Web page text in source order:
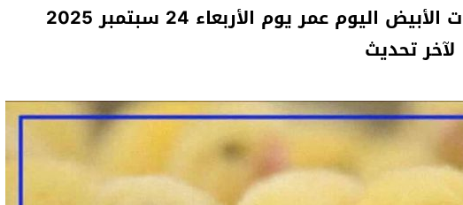
من هي هيفا سالم علي زوجة ميكا غودتس نجم سان جيرمان القادم؟
بينما تفشل أخرى في السوق السعودي؟
سيف الدين الجزيري مع الزمالك
آيات حسن شمس الدين عميد كلية “آداب كفر الشيخ”
السعودي.. هل انتهت أزمة العالمي المالية؟
مع الزمالك رسميًا
بكام الكوكو؟.. سعر الكتكوت الأبيض اليوم عمر يوم الأربعاء 24 سبتمبر 2025
تحديث